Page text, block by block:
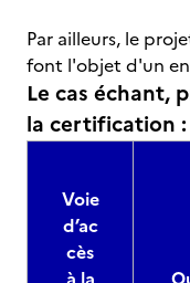
Par ailleurs, le
font l'objet d'un
Le cas échant,
la certification :
Voie
d’ac
cès